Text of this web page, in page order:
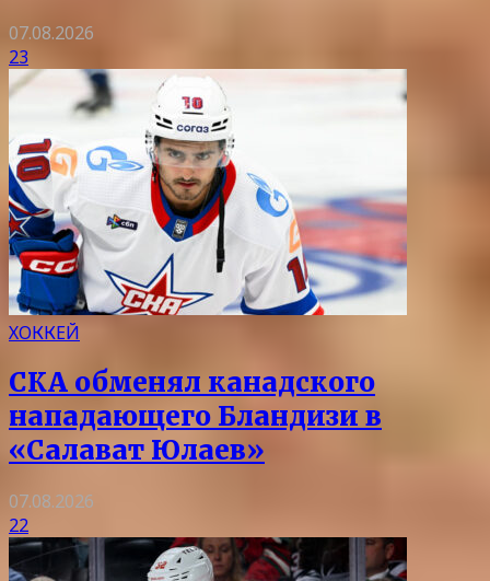
07.08.2026
23
ХОККЕЙ
СКА обменял канадского
нападающего Бландизи в
«Салават Юлаев»
07.08.2026
22